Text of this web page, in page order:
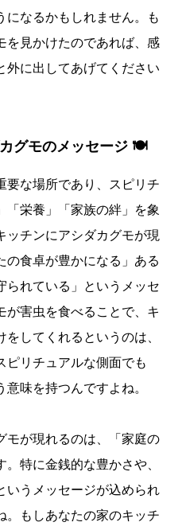
になるかもしれません。も
を見かけたのであれば、感
外に出してあげてください
グモのメッセージ 🍽️
要な場所であり、スピリチ
「栄養」「家族の絆」を象
ッチンにアシダカグモが現
の食卓が豊かになる」ある
られている」というメッセ
が害虫を食べることで、キ
してくれるというのは、
ピリチュアルな側面でも
意味を持つんですよね。
モが現れるのは、「家庭の
特に金銭的な豊かさや、
いうメッセージが込められ
。もしあなたの家のキッチ